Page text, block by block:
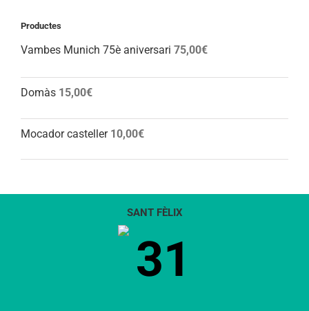
Productes
Vambes Munich 75è aniversari 75,00€
Domàs 15,00€
Mocador casteller 10,00€
SANT FÈLIX
31